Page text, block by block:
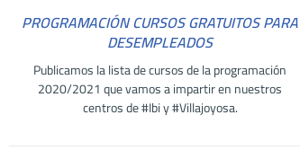
PROGRAMACIÓN CURSOS GRATUITOS PARA
DESEMPLEADOS
Publicamos la lista de cursos de la programación
2020/2021 que vamos a impartir en nuestros
centros de #Ibi y #Villajoyosa.